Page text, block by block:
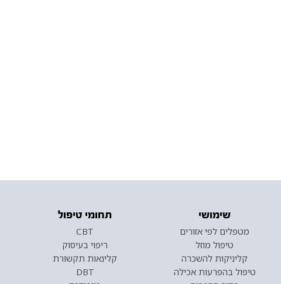
שימושי
מטפלים לפי אזורים
טיפול מוזל
קליניקות להשכרה
טיפול בהפרעות אכילה
תחומי טיפול
CBT
ריפוי בעיסוק
קלינאות תקשורת
DBT